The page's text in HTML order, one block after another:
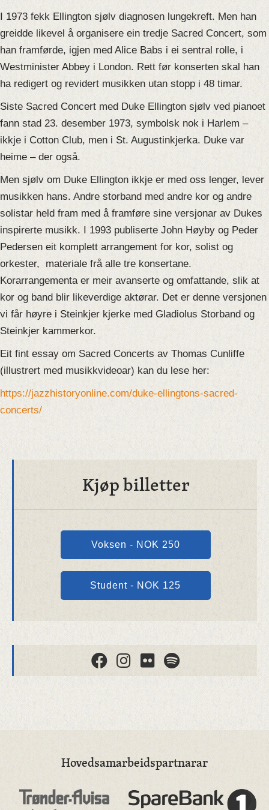
I 1973 fekk Ellington sjølv diagnosen lungekreft. Men han
greidde likevel å organisere ein tredje Sacred Concert, som
han framførde, igjen med Alice Babs i ei sentral rolle, i
Westminister Abbey i London. Rett før konserten skal han
ha redigert og revidert musikken utan stopp i 48 timar.
Siste Sacred Concert med Duke Ellington sjølv ved pianoet
fann stad 23. desember 1973, symbolsk nok i Harlem –
ikkje i Cotton Club, men i St. Augustinkjerka. Duke var
heime – der også.
Men sjølv om Duke Ellington ikkje er med oss lenger, lever
musikken hans. Andre storband med andre kor og andre
solistar held fram med å framføre sine versjonar av Dukes
inspirerte musikk. I 1993 publiserte John Høyby og Peder
Pedersen eit komplett arrangement for kor, solist og
orkester, materiale frå alle tre konsertane.
Korarrangementa er meir avanserte og omfattande, slik at
kor og band blir likeverdige aktørar. Det er denne versjonen
vi får høyre i Steinkjer kjerke med Gladiolus Storband og
Steinkjer kammerkor.
Eit fint essay om Sacred Concerts av Thomas Cunliffe
(illustrert med musikkvideoar) kan du lese her:
https://jazzhistoryonline.com/duke-ellingtons-sacred-
concerts/
Kjøp billetter
Voksen - NOK 250
Student - NOK 125
Hovedsamarbeidspartnarar